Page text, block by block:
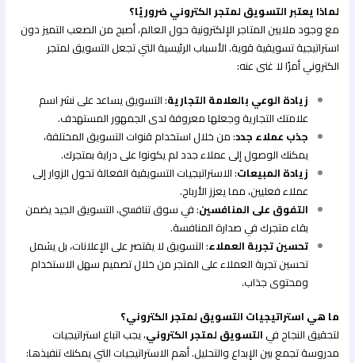
لماذا يعتبر التسويق لمتجر الكتروني ضروريًا؟
مع وجود ملايين المتاجر الإلكترونية حول العالم، أصبح من الصعب التميز دون
استراتيجية تسويقية قوية. الأسباب الرئيسية التي تجعل التسويق لمتجر
الكتروني أمرًا لا غنى عنه:
زيادة الوعي بالعلامة التجارية: التسويق يساعد على نشر اسم
علامتك التجارية وجعلها معروفة لدى الجمهور المستهدف.
جذب عملاء جدد: من خلال استخدام قنوات التسويق المختلفة،
يمكنك الوصول إلى عملاء جدد لم يكونوا على دراية بمتجرك.
زيادة المبيعات: الاستراتيجيات التسويقية الفعالة تحول الزوار إلى
عملاء فعليين، مما يعزز الأرباح.
التفوق على المنافسين: في سوق تنافسي، التسويق الجيد يضمن
بقاء متجرك في صدارة المنافسة.
تحسين تجربة العملاء: التسويق لا يقتصر على الإعلانات، بل يشمل
تحسين تجربة العملاء على المتجر من خلال تصميم سهل الاستخدام
ومحتوى جذاب.
ما هي استراتيجيات التسويق لمتجر الكتروني؟
لتحقيق النجاح في التسويق لمتجر الكتروني، يجب اتباع استراتيجيات
مدروسة تجمع بين الإبداع والتحليل. أهم الاستراتيجيات التي يمكنك تنفيذها: